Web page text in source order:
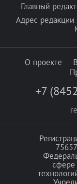
Главный
Адрес редакции
О проекте
+7
сфере